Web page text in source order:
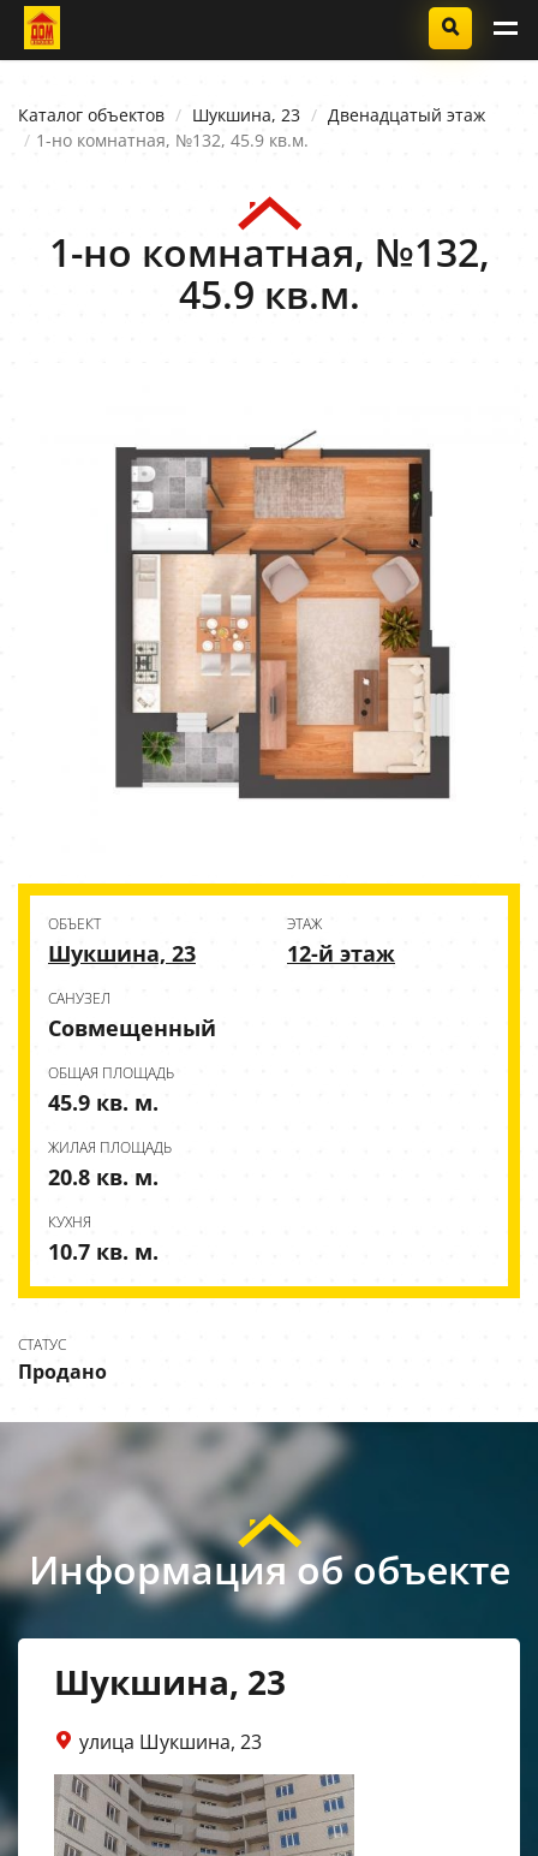
Каталог объектов Шукшина, 23
Двенадцатый этаж
1-но комнатная, №132, 45.9 кв.м.
1-но комнатная, №132,
45.9 кв.м.
ОБЪЕКТ
Шукшина, 23
ЭТАЖ
12-й этаж
CАНУЗЕЛ
Совмещенный
ОБЩАЯ ПЛОЩАДЬ
45.9 кв. м.
ЖИЛАЯ ПЛОЩАДЬ
20.8 кв. м.
КУХНЯ
10.7 кв. м.
СТАТУС
Продано
Информация об объекте
Шукшина, 23
улица Шукшина, 23